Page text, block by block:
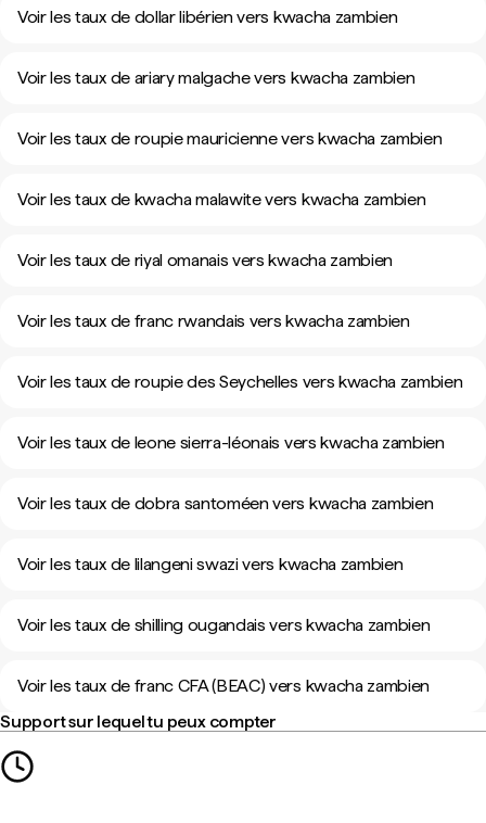
Voir les taux de dollar libérien vers kwacha zambien
Voir les taux de ariary malgache vers kwacha zambien
Voir les taux de roupie mauricienne vers kwacha zambien
Voir les taux de kwacha malawite vers kwacha zambien
Voir les taux de riyal omanais vers kwacha zambien
Voir les taux de franc rwandais vers kwacha zambien
Voir les taux de roupie des Seychelles vers kwacha zambien
Voir les taux de leone sierra-léonais vers kwacha zambien
Voir les taux de dobra santoméen vers kwacha zambien
Voir les taux de lilangeni swazi vers kwacha zambien
Voir les taux de shilling ougandais vers kwacha zambien
Voir les taux de franc CFA (BEAC) vers kwacha zambien
Support sur lequel tu peux compter